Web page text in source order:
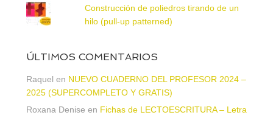
Construcción de poliedros tirando de un
hilo (pull-up patterned)
ÚLTIMOS COMENTARIOS
Raquel en NUEVO CUADERNO DEL PROFESOR 2024 –
2025 (SUPERCOMPLETO Y GRATIS)
Roxana Denise en Fichas de LECTOESCRITURA – Letra